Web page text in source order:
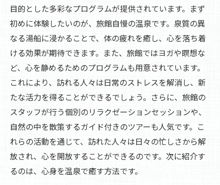
目的とした多彩なプログラムが提供されています。まず
初めに体験したいのが、旅館自慢の温泉です。泉質の異
なる湯船に浸かることで、体の疲れを癒し、心を落ち着
ける効果が期待できます。また、旅館ではヨガや瞑想な
ど、心を静めるためのプログラムも用意されています。
これにより、訪れる人々は日常のストレスを解消し、新
たな活力を得ることができるでしょう。さらに、旅館の
スタッフが行う個別のリラクゼーションセッションや、
自然の中を散策するガイド付きのツアーも人気です。こ
れらの活動を通じて、訪れた人々は日々の忙しさから解
放され、心を開放することができるのです。次に紹介す
るのは、心身を温泉で癒す方法です。